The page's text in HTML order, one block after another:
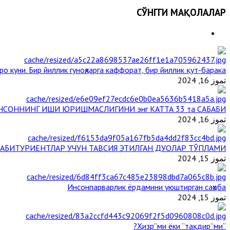
СЎНГГИ МАҚОЛАЛАР
куни. Бир йиллик гуноҳларга каффорат, бир йиллик қут-барака
تموز 16, 2024
ИШИ ЮРИШМАСЛИГИНИ энг КАТТА 33 та САБАБИ
تموز 16, 2024
АБИТУРИЕНТЛАР УЧУН ТАВСИЯ ЭТИЛГАН ДУОЛАР ТЎПЛАМИ
تموز 15, 2024
Инсонпарварлик ёрдамини уюштирган саҳоба
تموز 15, 2024
“Ҳизр”ми ёки “тақдир”ми?